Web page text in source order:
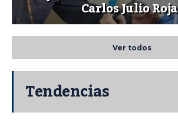
Carlos Julio
Ver todos
Tendencias